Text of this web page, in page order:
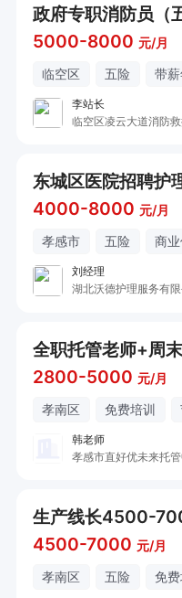
5000-8000 元/月
临空区 五险 带
李站长
临空区凌云大道消防
4000-8000 元/月
孝感市 五险 商
刘经理
湖北沃德护理服务有
全职托管老师+周
2800-5000 元/月
孝南区 免费培训
韩老师
孝感市直好优未来托
生产线长4500-
4500-7000 元/月
孝南区 五险 免